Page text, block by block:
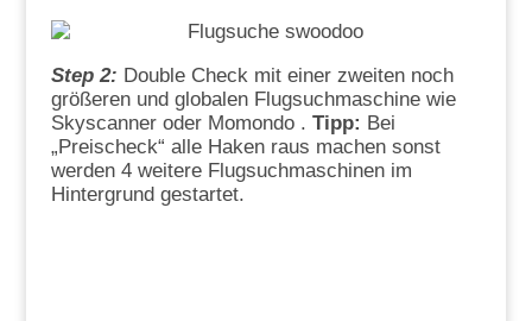
Step 2: Double Check mit einer zweiten noch
größeren und globalen Flugsuchmaschine wie
Skyscanner oder Momondo . Tipp: Bei
„Preischeck“ alle Haken raus machen sonst
werden 4 weitere Flugsuchmaschinen im
Hintergrund gestartet.